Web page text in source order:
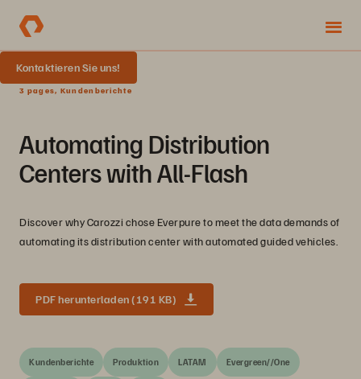
Kontaktieren Sie uns!
3 pages, Kundenberichte
Automating Distribution
Centers with All-Flash
Discover why Carozzi chose Everpure to meet the data demands of
automating its distribution center with automated guided vehicles.
PDF herunterladen (191 KB)
Kundenberichte Produktion LATAM Evergreen//One